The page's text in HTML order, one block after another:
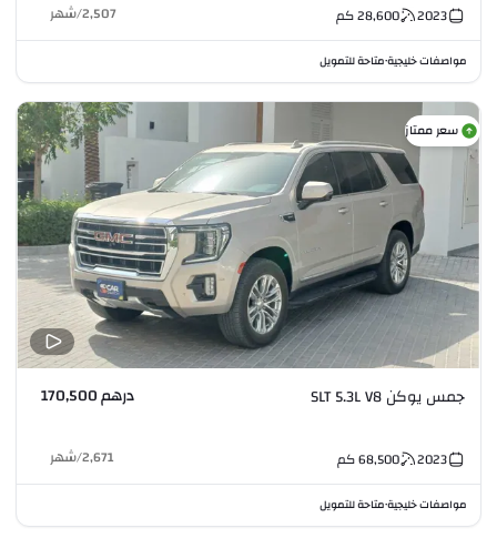
2023
28,600كم 2,507
/شهر
مواصفات خليجية•متاحة للتمويل
سعر ممتاز
جمس يوكن SLT 5.3L V8 درهم 170,500
2023
68,500كم 2,671
/شهر
مواصفات خليجية•متاحة للتمويل